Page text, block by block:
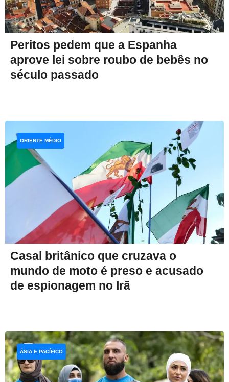
Peritos pedem que a Espanha
aprove lei sobre roubo de bebês no
século passado
Casal britânico que cruzava o
mundo de moto é preso e acusado
de espionagem no Irã
ORIENTE MÉDIO
ÁSIA E PACÍFICO